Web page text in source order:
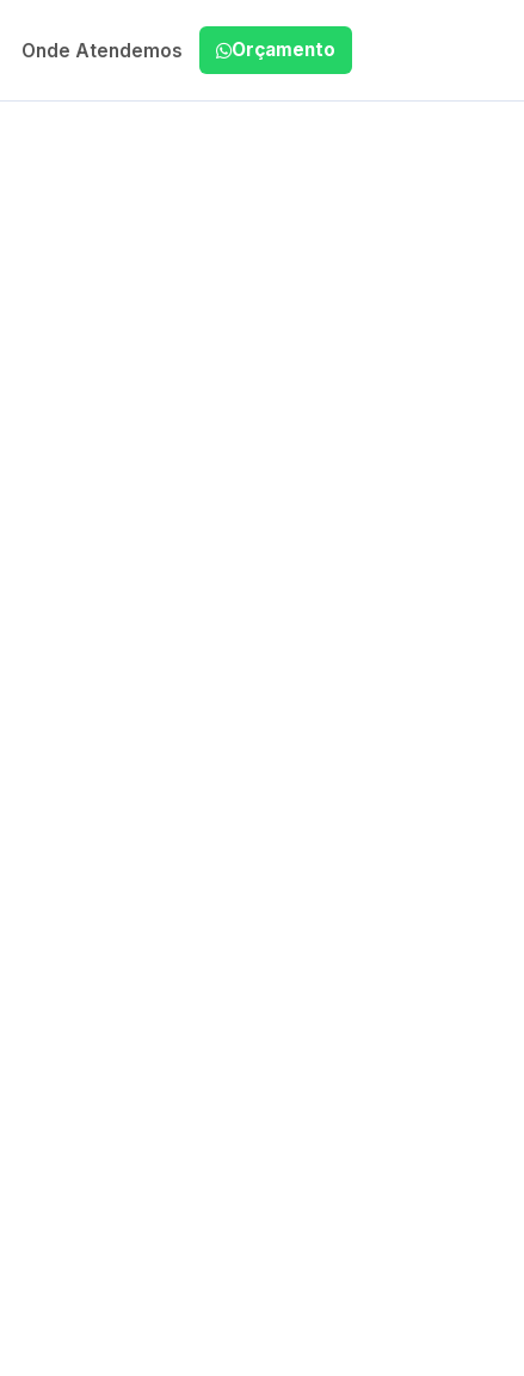
Onde Atendemos Orçamento